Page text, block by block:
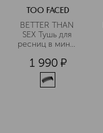
TOO FACED
BETTER THAN
SEX Тушь для
ресниц в мини-
1 990 ¤